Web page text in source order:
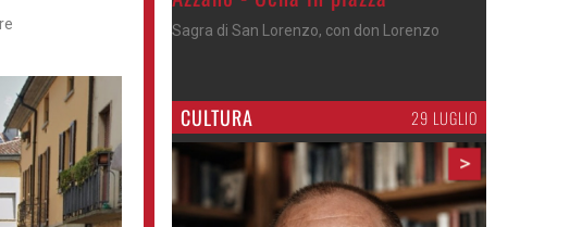
Cosa fare questi giorni nel Cremasco
CULTURA 29 LUGLIO
>